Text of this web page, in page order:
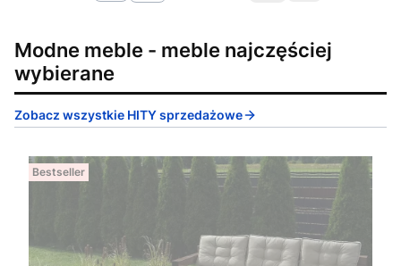
Modne meble - meble najczęściej
wybierane
Zobacz wszystkie HITY sprzedażowe
Bestseller